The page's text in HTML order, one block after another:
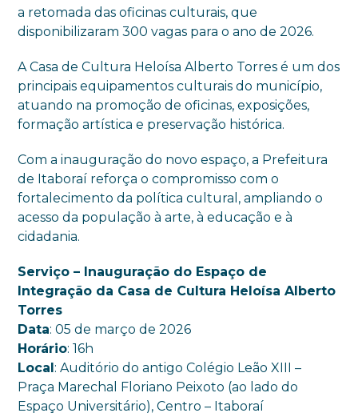
a retomada das oficinas culturais, que
disponibilizaram 300 vagas para o ano de 2026.
A Casa de Cultura Heloísa Alberto Torres é um dos
principais equipamentos culturais do município,
atuando na promoção de oficinas, exposições,
formação artística e preservação histórica.
Com a inauguração do novo espaço, a Prefeitura
de Itaboraí reforça o compromisso com o
fortalecimento da política cultural, ampliando o
acesso da população à arte, à educação e à
cidadania.
Serviço – Inauguração do Espaço de
Integração da Casa de Cultura Heloísa Alberto
Torres
Data: 05 de março de 2026
Horário: 16h
Local: Auditório do antigo Colégio Leão XIII –
Praça Marechal Floriano Peixoto (ao lado do
Espaço Universitário), Centro – Itaboraí